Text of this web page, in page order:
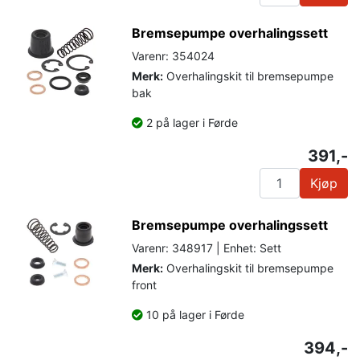
Bremsepumpe overhalingssett
Varenr: 354024
Merk: Overhalingskit til bremsepumpe
bak
2 på lager i Førde
391,-
Kjøp
Bremsepumpe overhalingssett
Varenr: 348917 | Enhet: Sett
Merk: Overhalingskit til bremsepumpe
front
10 på lager i Førde
394,-